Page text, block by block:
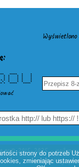
***** * *
* * * *
* * * *
* * * * *
* * * *
* * * *
* ***** *****
© 2015-2025 -
modified by:
strony do
zmieniając